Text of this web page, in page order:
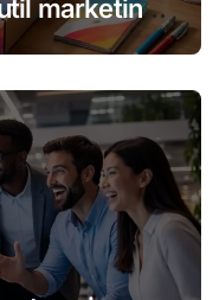
marketing